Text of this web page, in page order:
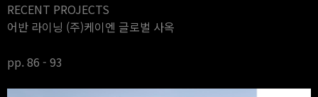
RECENT PROJECTS
어반 라이닝 (주)케이엔 글로벌 사옥
pp. 86 - 93